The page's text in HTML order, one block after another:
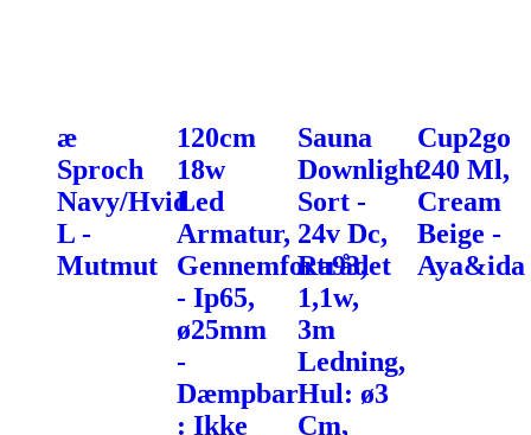
æ
Sproch
Navy/Hvid
L -
Mutmut
120cm
18w
Led
Armatur,
Gennemfortrådet
- Ip65,
ø25mm
-
Dæmpbar
: Ikke
Sauna
Downlight
Sort -
24v Dc,
Ra93,
1,1w,
3m
Ledning,
Hul: ø3
Cm,
Cup2go
240 Ml,
Cream
Beige -
Aya&ida